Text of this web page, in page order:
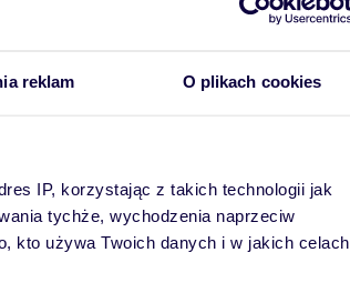
reklam O plikach cookies
IP, korzystając z takich technologii jak
tychże, wychodzenia naprzeciw
kto używa Twoich danych i w jakich celach